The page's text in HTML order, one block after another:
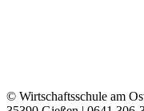
© Wirtschaftsschule am